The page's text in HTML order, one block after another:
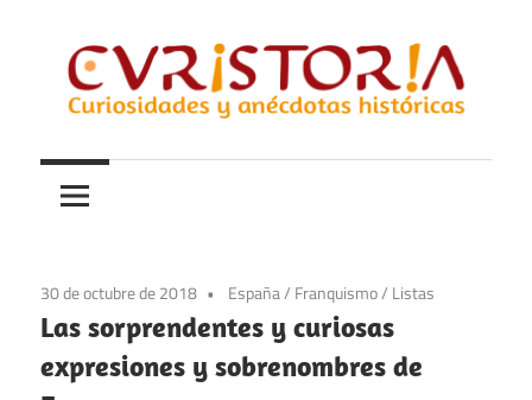
contenido
Curistoria
y
anécdotas
historia
30 de octubre de 2018 España/ Franquismo/ Listas
Las sorprendentes y curiosas
expresiones y sobrenombres de